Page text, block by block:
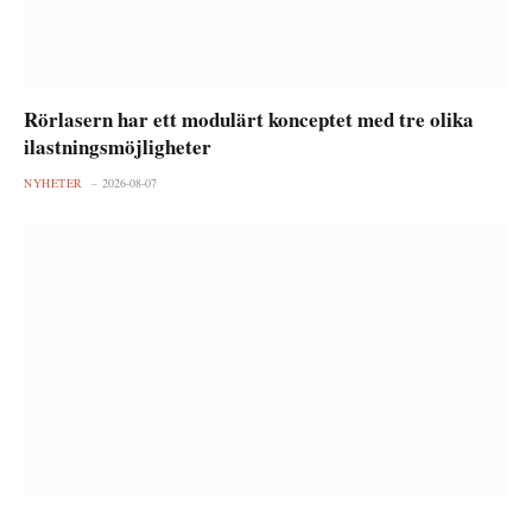
Rörlasern har ett modulärt konceptet med tre olika
ilastningsmöjligheter
NYHETER 2026-08-07